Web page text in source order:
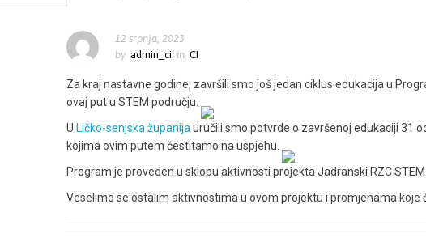
12 srpnja, 2023
by admin_ci in CI
Za kraj nastavne godine, završili smo još jedan ciklus edukacija u
ovaj put u STEM području.
U Ličko-senjska županija uručili smo potvrde o završenoj edukaciji 31
kojima ovim putem čestitamo na uspjehu.
Program je proveden u sklopu aktivnosti projekta Jadranski RZC STEM.
Veselimo se ostalim aktivnostima u ovom projektu i promjenama koje